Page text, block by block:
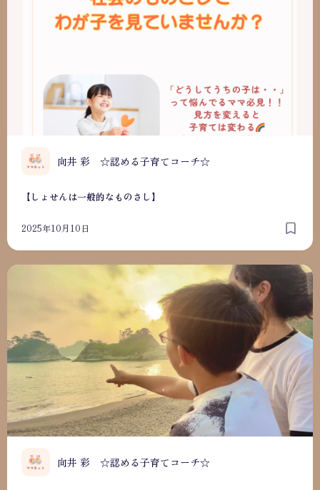
向井 彩 ☆認める子育てコーチ☆
【しょせんは一般的なものさし】
2025年10月10日
向井 彩 ☆認める子育てコーチ☆
改善するとこ間違っていませんか？